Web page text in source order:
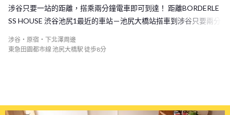
涉谷只要一站的距離，搭乘兩分鐘電車即可到達！ 距離BORDERLE
SS HOUSE 渋谷池尻1最近的車站－池尻大橋站搭車到涉谷只要兩分
需要擔心趕不上最後一班電車。 【靠近市中心卻享有舒適寧靜的環
的世田谷公園有著游泳池和網球場，相當寬闊，此外，附近還有目
涉谷・原宿・下北澤周邊
東急田園都市線 池尻大橋駅 徒歩8分